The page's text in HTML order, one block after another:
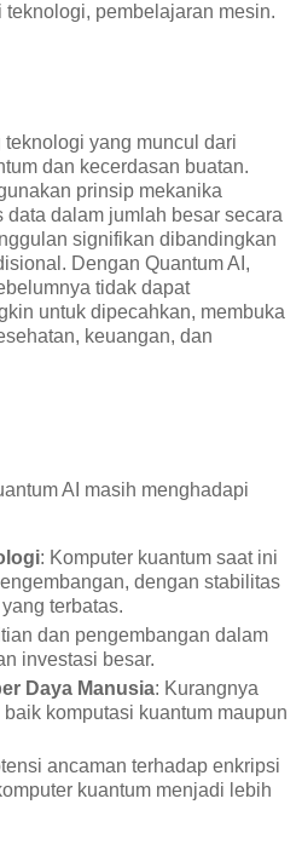
pembelajaran mesin.
yang muncul dari
dan kecerdasan buatan.
prinsip mekanika
data dalam jumlah besar secara
signifikan dibandingkan
Dengan Quantum AI,
tidak dapat
untuk dipecahkan, membuka
keuangan, dan
AI masih menghadapi
: Komputer kuantum saat ini
dengan stabilitas
terbatas.
dan pengembangan dalam
investasi besar.
Daya Manusia: Kurangnya
komputasi kuantum maupun
ancaman terhadap enkripsi
kuantum menjadi lebih